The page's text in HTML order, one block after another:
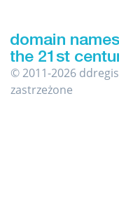
© 2011-2026
zastrzeżone